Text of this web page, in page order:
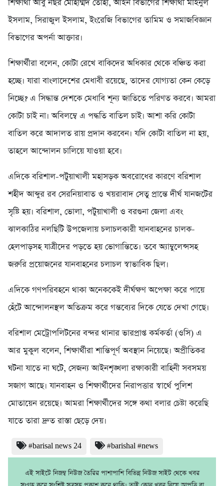
শিক্ষার্থী আবু নছর মোহাম্মদ তোহা, আইন বিভাগের শিক্ষার্থী মাইনুল
ইসলাম, সিরাজুল ইসলাম, ইংরেজি বিভাগের তামিম ও সমাজবিজ্ঞান
বিভাগের অপর্না আক্তার।
শিক্ষার্থীরা বলেন, কোটা রেখে বাকিদের অধিকার থেকে বঞ্চিত করা
হচ্ছে। যারা বাংলাদেশের মেধাবী রয়েছে, তাদের যোগ্যতা কেন কেড়ে
নিচ্ছে? এ সিদ্ধান্ত দেশকে মেধাবি শূন্য জাতিতে পরিণত করবে। আমরা
কোটা চাই না। অবিলম্বে এ পদ্ধতি বাতিল চাই। আশা করি কোটা
বাতিল করে আদালত রায় প্রদান করবেন। যদি কোটা বাতিল না হয়,
তাহলে আন্দোলন চালিয়ে যাওয়া হবে।
এদিকে বরিশাল-পটুয়াখালী মহাসড়ক অবরোধের কারণে বরিশাল
শহীদ আব্দুর রব সেরনিয়াবাত ও খয়রাবাদ সেতু প্রান্তে দীর্ঘ যানজটের
সৃষ্টি হয়। বরিশাল, ভোলা, পটুয়াখালী ও বরগুনা জেলা এবং
ঝালকাঠির নলছিটি উপজেলায় চলাচলকারী যানবাহনের চালক-
হেলপাড়সহ যাত্রীদের পড়তে হয় ভোগান্তিতে। তবে অ্যাম্বুলেন্সসহ
জরুরি প্রয়োজনের যানবাহনের চলাচল স্বাভাবিক ছিল।
এদিকে গণপরিবহনে থাকা অনেককেই দীর্ঘক্ষণ অপেক্ষা করে পায়ে
হেঁটে আন্দোলনস্থল অতিক্রম করে গন্তব্যের দিকে যেতে দেখা গেছে।
বরিশাল মেট্রোপলিটনের বন্দর থানার ভারপ্রাপ্ত কর্মকর্তা (ওসি) এ
আর মুকুল বলেন, শিক্ষার্থীরা শান্তিপূর্ণ অবস্থান নিয়েছে। অপ্রীতিকর
ঘটনা যাতে না ঘটে, সেজন্য আইনশৃঙ্খলা রক্ষাকারী বাহিনী সবসময়
সজাগ আছে। যানবাহন ও শিক্ষার্থীদের নিরাপত্তার স্বার্থে পুলিশ
মোতায়েন রয়েছে। আমরা শিক্ষার্থীদের সঙ্গে কথা বলার চেষ্টা করেছি
যাতে তারা দ্রুত রাস্তা ছেড়ে দেয়।
#barisal news 24 #barishal #news
এই সাইটে নিজম্ব নিউজ তৈরির পাশাপাশি বিভিন্ন নিউজ সাইট থেকে খবর